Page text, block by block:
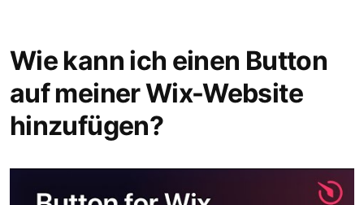
Wie kann ich einen Button
auf meiner Wix-Website
hinzufügen?